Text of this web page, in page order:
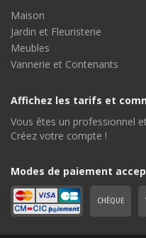
Maison
Jardin et Fleuristerie
Meubles
Vannerie et Contenants
Affichez les tarifs et
Vous êtes un professionnel
Créez votre compte !
Modes de paiement
CHÈQUE